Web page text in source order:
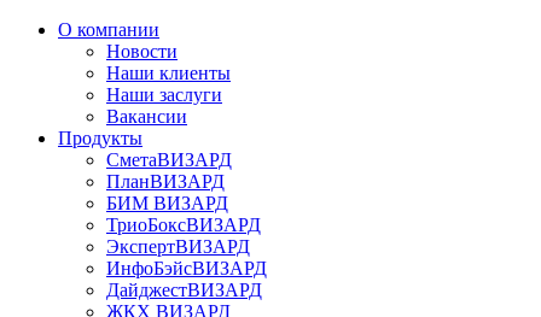
О компании
Новости
Наши клиенты
Наши заслуги
Вакансии
Продукты
СметаВИЗАРД
ПланВИЗАРД
БИМ ВИЗАРД
ТриоБоксВИЗАРД
ЭкспертВИЗАРД
ИнфоБэйсВИЗАРД
ДайджестВИЗАРД
ЖКХ ВИЗАРД